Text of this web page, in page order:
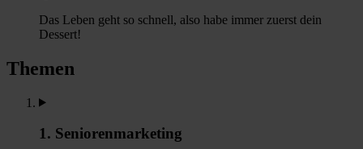
Das Leben geht so schnell, also habe immer zuerst dein
Dessert!
Themen
1. Seniorenmarketing